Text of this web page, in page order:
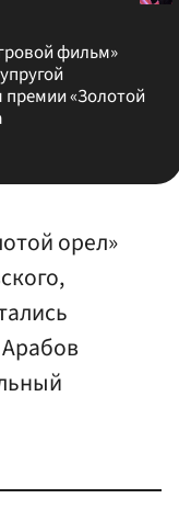
фильм»
премии «Золотой
орел»